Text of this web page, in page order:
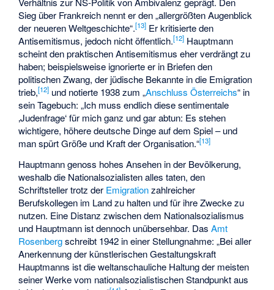
Sieg über Frankreich nennt er den „allergrößten Augenblick
der neueren Weltgeschichte“.[13] Er kritisierte den
Antisemitismus, jedoch nicht öffentlich.[12] Hauptmann
scheint den praktischen Antisemitismus eher verdrängt zu
haben; beispielsweise ignorierte er in Briefen den
politischen Zwang, der jüdische Bekannte in die Emigration
trieb,[12] und notierte 1938 zum „Anschluss Österreichs“ in
sein Tagebuch: „Ich muss endlich diese sentimentale
‚Judenfrage‘ für mich ganz und gar abtun: Es stehen
wichtigere, höhere deutsche Dinge auf dem Spiel – und
man spürt Größe und Kraft der Organisation.“[13]
Hauptmann genoss hohes Ansehen in der Bevölkerung,
weshalb die Nationalsozialisten alles taten, den
Schriftsteller trotz der Emigrationzahlreicher
Berufskollegen im Land zu halten und für ihre Zwecke zu
nutzen. Eine Distanz zwischen dem Nationalsozialismus
und Hauptmann ist dennoch unübersehbar. DasAmt
Rosenbergschreibt 1942 in einer Stellungnahme: „Bei aller
Anerkennung der künstlerischen Gestaltungskraft
Hauptmanns ist die weltanschauliche Haltung der meisten
seiner Werke vom nationalsozialistischen Standpunkt aus